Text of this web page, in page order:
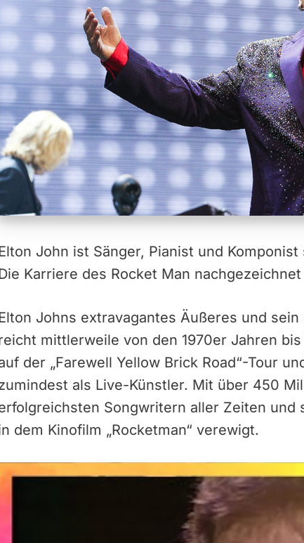
John ist Sänger, Pianist und
Karriere des Rocket Man
Johns extravagantes Äußeres und
mittlerweile von den 1970er Jahren
der „Farewell Yellow Brick Road“-Tour
als Live-Künstler. Mit über 450
Songwritern aller Zeiten
dem Kinofilm „Rocketman“ verewigt.